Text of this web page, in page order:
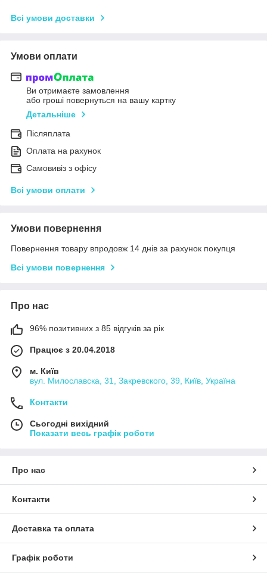
Всі умови доставки
Умови оплати
Ви отримаєте замовлення
або гроші повернуться на вашу картку
Детальніше
Післяплата
Оплата на рахунок
Самовивіз з офісу
Всі умови оплати
Умови повернення
Повернення товару впродовж 14 днів за рахунок покупця
Всі умови повернення
Про нас
96% позитивних з 85 відгуків за рік
Працює з 20.04.2018
м. Київ
вул. Милославска, 31, Закревского, 39, Київ, Україна
Контакти
Сьогодні вихідний
Показати весь графік роботи
Про нас
Контакти
Доставка та оплата
Графік роботи